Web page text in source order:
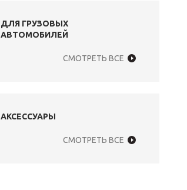
ДЛЯ ГРУЗОВЫХ
АВТОМОБИЛЕЙ
СМОТРЕТЬ ВСЕ
АКСЕССУАРЫ
СМОТРЕТЬ ВСЕ